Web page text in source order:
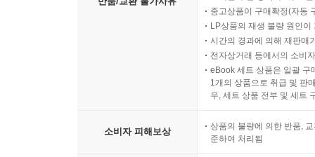
중고상품이 구매확정(자동
LP상품의 재생 불량 원인
시간의 경과에 의해 재판매
전자상거래 등에서의 소비
eBook 세트 상품은 일괄 구
1개의 상품으로 취급 및 판
우, 세트 상품 전부 및 세트
소비자 피해보상
상품의 불량에 의한 반품,
준하여 처리됨